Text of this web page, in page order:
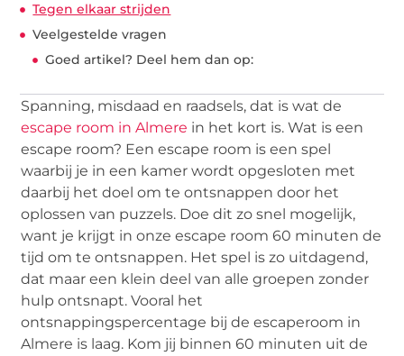
Tegen elkaar strijden
Veelgestelde vragen
Goed artikel? Deel hem dan op:
Spanning, misdaad en raadsels, dat is wat de
escape room in Almere in het kort is. Wat is een
escape room? Een escape room is een spel
waarbij je in een kamer wordt opgesloten met
daarbij het doel om te ontsnappen door het
oplossen van puzzels. Doe dit zo snel mogelijk,
want je krijgt in onze escape room 60 minuten de
tijd om te ontsnappen. Het spel is zo uitdagend,
dat maar een klein deel van alle groepen zonder
hulp ontsnapt. Vooral het
ontsnappingspercentage bij de escaperoom in
Almere is laag. Kom jij binnen 60 minuten uit de